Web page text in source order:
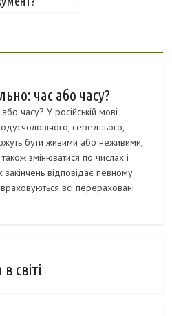
час або часу?
часу? У російській мові
чоловічого, середнього,
бути живими або неживими,
змінюватися по числах і
закінчень відповідає певному
всі перераховані
світі